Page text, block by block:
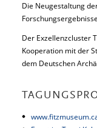
Die Neugestaltung
Der Exzellenzcluster
Kooperation mit der
dem Deutschen